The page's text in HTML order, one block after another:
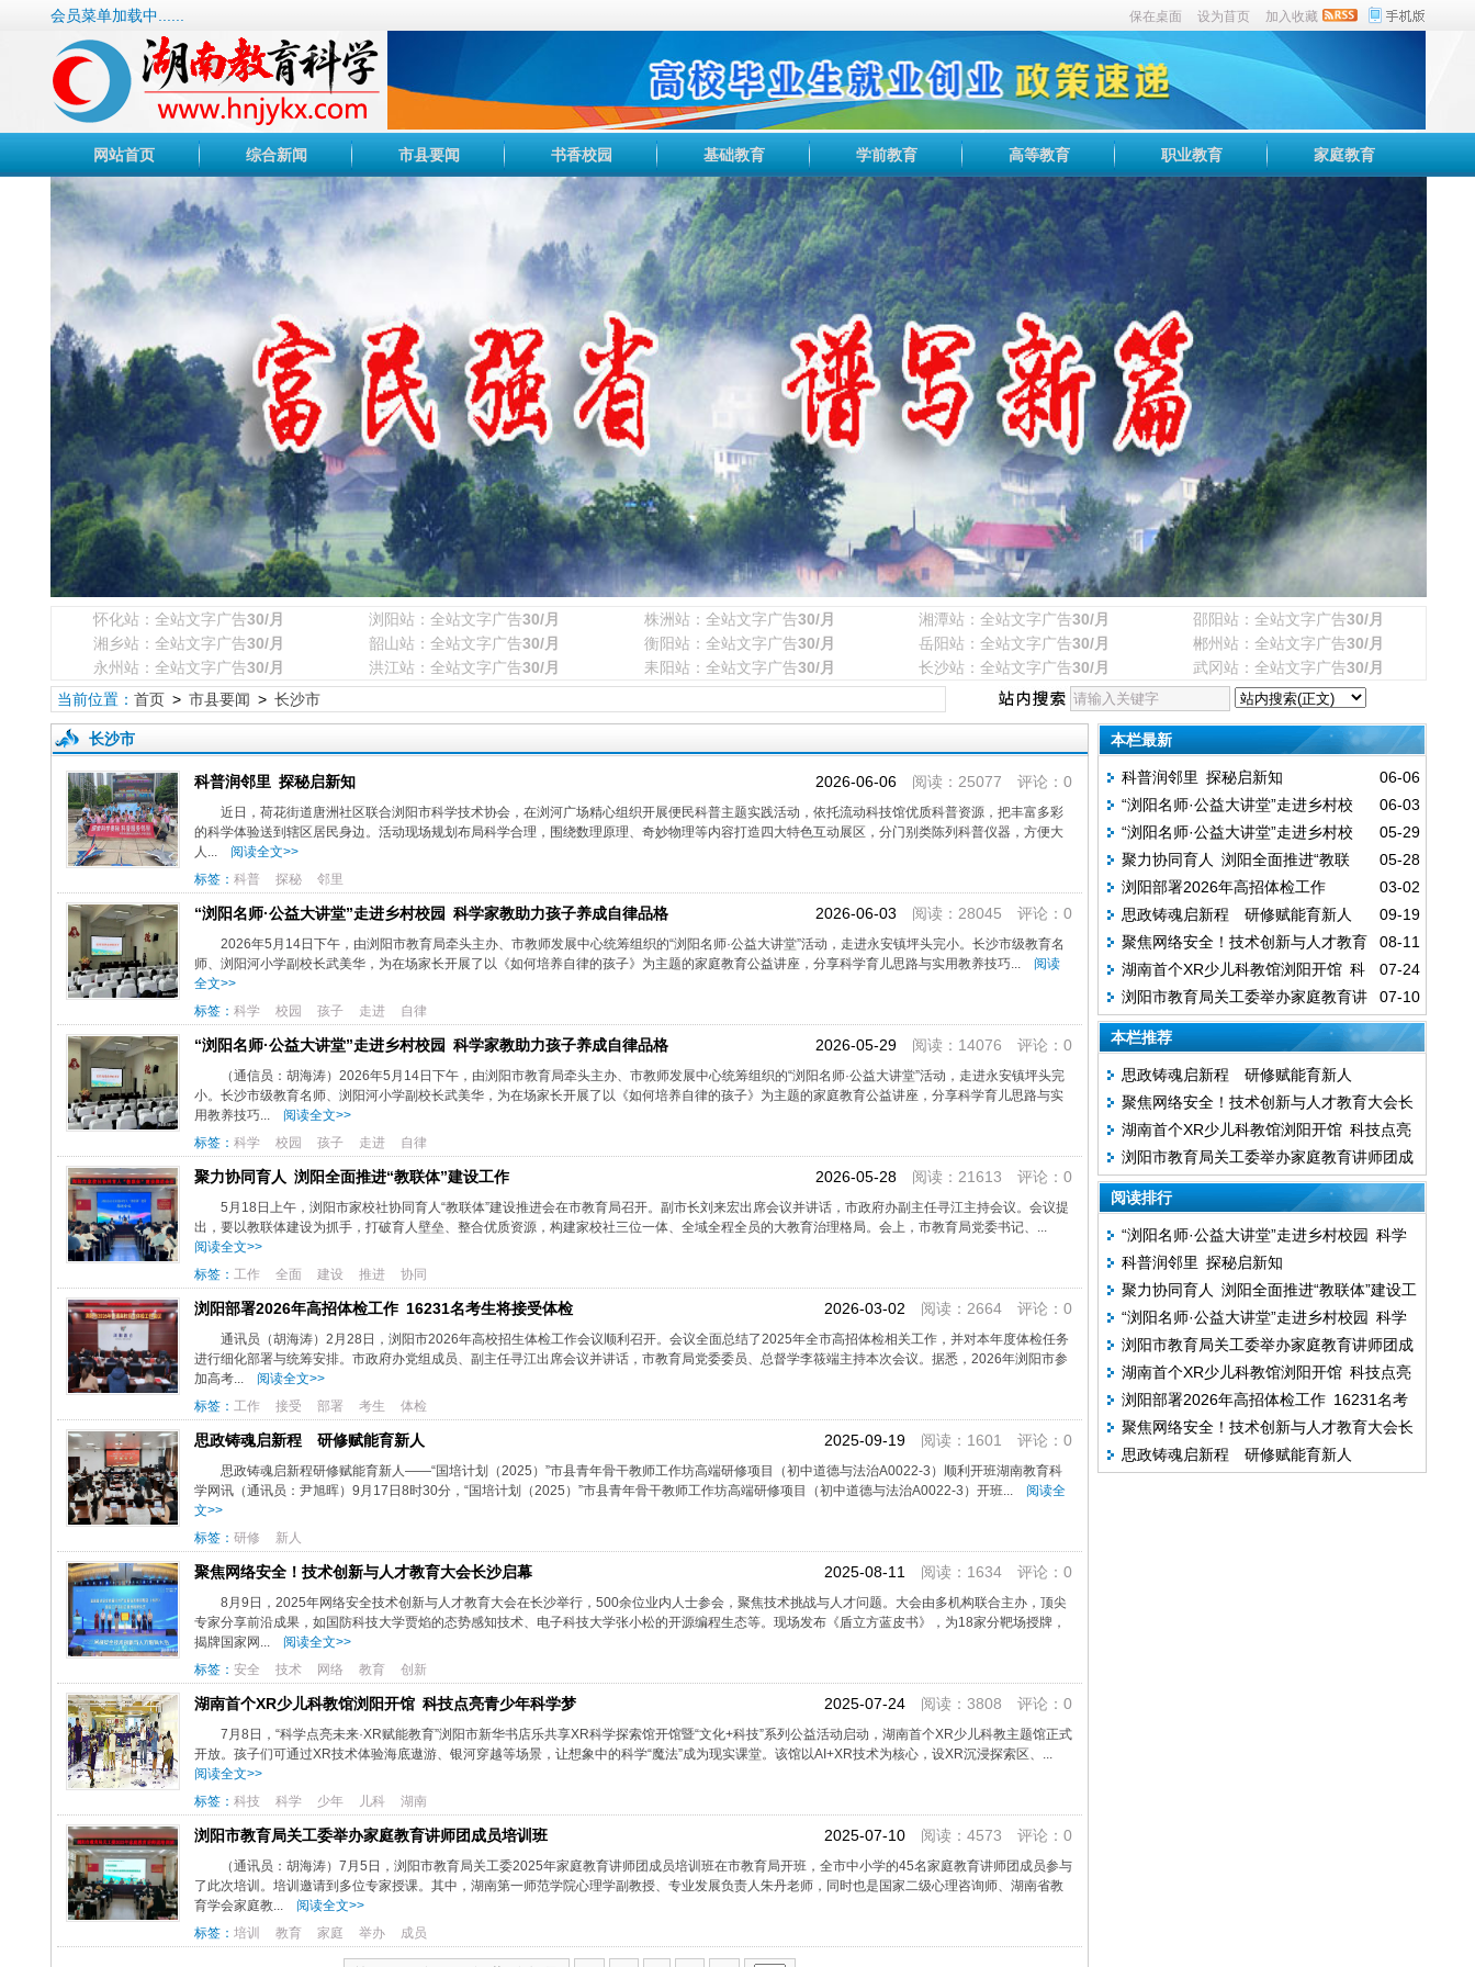
会员菜单加载中...... 保在桌面 设为苜页 加入收藏
网站首页 综合新闻 市县要闻 书香校园 基础教育 学前教育 高等教育 职业教育 家庭教育
怀化站：全站文字广告30/月 浏阳站：全站文字广告30/月 株洲站：全站文字广告30/月 湘潭站：全站文字广告30/月 邵阳站：全站文字广告30/月
湘乡站：全站文字广告30/月 韶山站：全站文字广告30/月 衡阳站：全站文字广告30/月 岳阳站：全站文字广告30/月 郴州站：全站文字广告30/月
永州站：全站文字广告30/月 洪江站：全站文字广告30/月 耒阳站：全站文字广告30/月 长沙站：全站文字广告30/月 武冈站：全站文字广告30/月
当前位置： 首页> 市县要闻 > 长沙市
长沙市
2026-06-06阅读：25077 评论：0
科普润邻里 探秘启新知
近日，荷花街道唐洲社区联合浏阳市科学技术协会，在浏河广场精心组织开展便民科普主题实践活动，依托流动科技馆优质科普资源，把丰富多彩
的科学体验送到辖区居民身边。活动现场规划布局科学合理，围绕数理原理、奇妙物理等内容打造四大特色互动展区，分门别类陈列科普仪器，方便大
人...
阅读全文>>
标签： 科普 探秘 邻里
2026-06-03 阅读：28045 评论：0
“浏阳名师·公益大讲堂”走进乡村校园 科学家教助力孩子养成自律品格
2026年5月14日下午，由浏阳市教育局牵头主办、市教师发展中心统筹组织的“浏阳名师·公益大讲堂”活动，走进永安镇坪头完小。长沙市级教育名
师、浏阳河小学副校长武美华，为在场家长开展了以《如何培养自律的孩子》为主题的家庭教育公益讲座，分享科学育儿思路与实用教养技巧...
阅读
全文>>
标签： 科学 校园 孩子 走进 自律
2026-05-29阅读：14076 评论：0
“浏阳名师·公益大讲堂”走进乡村校园 科学家教助力孩子养成自律品格
（通信员：胡海涛）2026年5月14日下午，由浏阳市教育局牵头主办、市教师发展中心统筹组织的“浏阳名师·公益大讲堂”活动，走进永安镇坪头完
小。长沙市级教育名师、浏阳河小学副校长武美华，为在场家长开展了以《如何培养自律的孩子》为主题的家庭教育公益讲座，分享科学育儿思路与实
用教养技巧...
阅读全文>>
标签： 科学 校园 孩子 走进 自律
2026-05-28阅读：21613 评论：0
聚力协同育人 浏阳全面推进“教联体”建设工作
5月18日上午，浏阳市家校社协同育人“教联体”建设推进会在市教育局召开。副市长刘来宏出席会议并讲话，市政府办副主任寻江主持会议。会议提
出，要以教联体建设为抓手，打破育人壁垒、整合优质资源，构建家校社三位一体、全域全程全员的大教育治理格局。会上，市教育局党委书记、...
阅读全文>>
标签： 工作 全面 建设 推进 协同
2026-03-02 阅读：2664 评论：0
浏阳部署2026年高招体检工作 16231名考生将接受体检
通讯员（胡海涛）2月28日，浏阳市2026年高校招生体检工作会议顺利召开。会议全面总结了2025年全市高招体检相关工作，并对本年度体检任务
进行细化部署与统筹安排。市政府办党组成员、副主任寻江出席会议并讲话，市教育局党委委员、总督学李筱端主持本次会议。据悉，2026年浏阳市参
加高考...
阅读全文>>
标签： 工作 接受 部署 考生 体检
2025-09-19阅读：1601 评论：0
思政铸魂启新程 研修赋能育新人
思政铸魂启新程研修赋能育新人——“国培计划（2025）”市县青年骨干教师工作坊高端研修项目（初中道德与法治A0022-3）顺利开班湖南教育科
学网讯（通讯员：尹旭晖）9月17日8时30分，“国培计划（2025）”市县青年骨干教师工作坊高端研修项目（初中道德与法治A0022-3）开班...
阅读全
文>>
标签： 研修 新人
2025-08-11 阅读：1634 评论：0
聚焦网络安全！技术创新与人才教育大会长沙启幕
8月9日，2025年网络安全技术创新与人才教育大会在长沙举行，500余位业内人士参会，聚焦技术挑战与人才问题。大会由多机构联合主办，顶尖
专家分享前沿成果，如国防科技大学贾焰的态势感知技术、电子科技大学张小松的开源编程生态等。现场发布《盾立方蓝皮书》，为18家分靶场授牌，
揭牌国家网...
阅读全文>>
标签： 安全 技术 网络 教育 创新
2025-07-24阅读：3808 评论：0
湖南首个XR少儿科教馆浏阳开馆 科技点亮青少年科学梦
7月8日，“科学点亮未来·XR赋能教育”浏阳市新华书店乐共享XR科学探索馆开馆暨“文化+科技”系列公益活动启动，湖南首个XR少儿科教主题馆正式
开放。孩子们可通过XR技术体验海底遨游、银河穿越等场景，让想象中的科学“魔法”成为现实课堂。该馆以AI+XR技术为核心，设XR沉浸探索区、...
阅读全文>>
标签： 科技 科学 少年 儿科 湖南
2025-07-10阅读：4573 评论：0
浏阳市教育局关工委举办家庭教育讲师团成员培训班
（通讯员：胡海涛）7月5日，浏阳市教育局关工委2025年家庭教育讲师团成员培训班在市教育局开班，全市中小学的45名家庭教育讲师团成员参与
了此次培训。培训邀请到多位专家授课。其中，湖南第一师范学院心理学副教授、专业发展负责人朱丹老师，同时也是国家二级心理咨询师、湖南省教
育学会家庭教...
阅读全文>>
标签： 培训 教育 家庭 举办 成员
本栏最新
06-06
科普润邻里 探秘启新知
06-03
“浏阳名师·公益大讲堂”走进乡村校
园 科学家教助力孩子养成自律品格
05-29
“浏阳名师·公益大讲堂”走进乡村校
园 科学家教助力孩子养成自律品格
05-28
聚力协同育人 浏阳全面推进“教联
体”建设工作
03-02
浏阳部署2026年高招体检工作
16231名考生将接受体检
09-19
思政铸魂启新程 研修赋能育新人
08-11
聚焦网络安全！技术创新与人才教育
大会长沙启幕
07-24
湖南首个XR少儿科教馆浏阳开馆 科
技点亮青少年科学梦
07-10
浏阳市教育局关工委举办家庭教育讲
师团成员培训班
本栏推荐
思政铸魂启新程 研修赋能育新人
聚焦网络安全！技术创新与人才教育大会长
沙启幕
湖南首个XR少儿科教馆浏阳开馆 科技点亮
青少年科学梦
浏阳市教育局关工委举办家庭教育讲师团成
员培训班
阅读排行
“浏阳名师·公益大讲堂”走进乡村校园 科学
家教助力孩子养成自律品格
科普润邻里 探秘启新知
聚力协同育人 浏阳全面推进“教联体”建设工
作
“浏阳名师·公益大讲堂”走进乡村校园 科学
家教助力孩子养成自律品格
浏阳市教育局关工委举办家庭教育讲师团成
员培训班
湖南首个XR少儿科教馆浏阳开馆 科技点亮
青少年科学梦
浏阳部署2026年高招体检工作 16231名考
生将接受体检
聚焦网络安全！技术创新与人才教育大会长
沙启幕
思政铸魂启新程 研修赋能育新人